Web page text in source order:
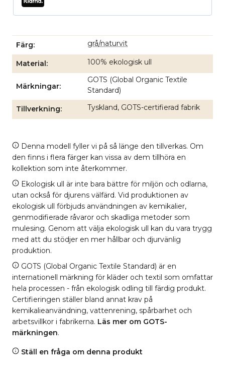
Färg grå/naturvit
Material 100% ekologisk ull
Märkningar
GOTS (Global Organic Textile
Standard)
Tillverkning Tyskland, GOTS-certifierad fabrik
Denna modell fyller vi på så länge den tillverkas. Om
den finns i flera färger kan vissa av dem tillhöra en
kollektion som inte återkommer.
Ekologisk ull är inte bara bättre för miljön och odlarna,
utan också för djurens välfärd. Vid produktionen av
ekologisk ull förbjuds användningen av kemikalier,
genmodifierade råvaror och skadliga metoder som
mulesing. Genom att välja ekologisk ull kan du vara trygg
med att du stödjer en mer hållbar och djurvänlig
produktion.
GOTS (Global Organic Textile Standard) är en
internationell märkning för kläder och textil som omfattar
hela processen - från ekologisk odling till färdig produkt.
Certifieringen ställer bland annat krav på
kemikalieanvändning, vattenrening, spårbarhet och
arbetsvillkor i fabrikerna. Läs mer om GOTS-
märkningen.
Ställ en fråga om denna produkt